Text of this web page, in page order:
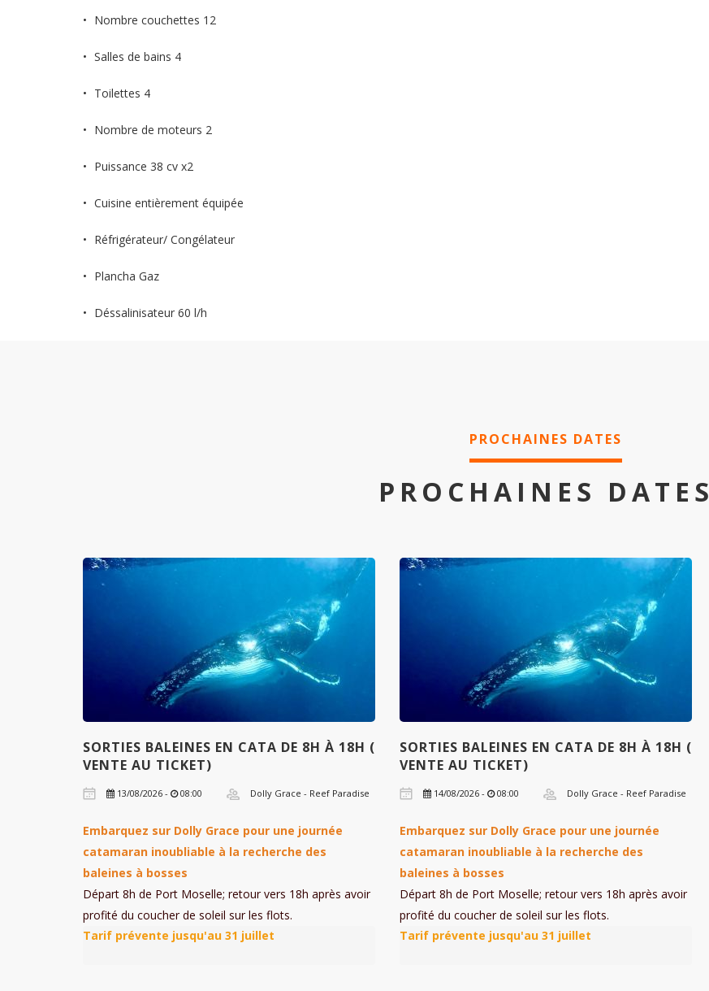
Nombre couchettes 12
Salles de bains 4
Toilettes 4
Nombre de moteurs 2
Puissance 38 cv x2
Cuisine entièrement équipée
Réfrigérateur/ Congélateur
Plancha Gaz
Déssalinisateur 60 l/h
PROCHAINES DATES
PROCHAINES DATES
SORTIES BALEINES EN CATA DE 8H À 18H (
VENTE AU TICKET)
13/08/2026 - 08:00 Dolly Grace - Reef Paradise
Embarquez sur Dolly Grace pour une journée
catamaran inoubliable à la recherche des
baleines à bosses
Départ 8h de Port Moselle; retour vers 18h après avoir
profité du coucher de soleil sur les flots.
SORTIES BALEINES EN CATA DE 8H À 18H (
VENTE AU TICKET)
14/08/2026 - 08:00 Dolly Grace - Reef Paradise
Embarquez sur Dolly Grace pour une journée
catamaran inoubliable à la recherche des
baleines à bosses
Départ 8h de Port Moselle; retour vers 18h après avoir
profité du coucher de soleil sur les flots.